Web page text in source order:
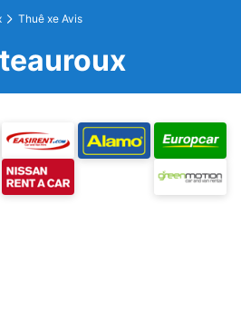
Thuê xe Avis